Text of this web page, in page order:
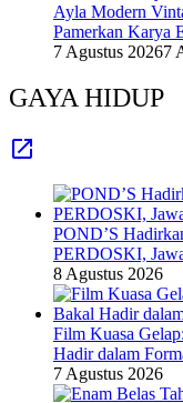
Ayla Modern
Pamerkan Karya
7 Agustus 20267
GAYA HIDUP
POND’S
PERDOSKI,
8 Agustus 2026
Film Kuasa
Hadir dalam
7 Agustus 2026